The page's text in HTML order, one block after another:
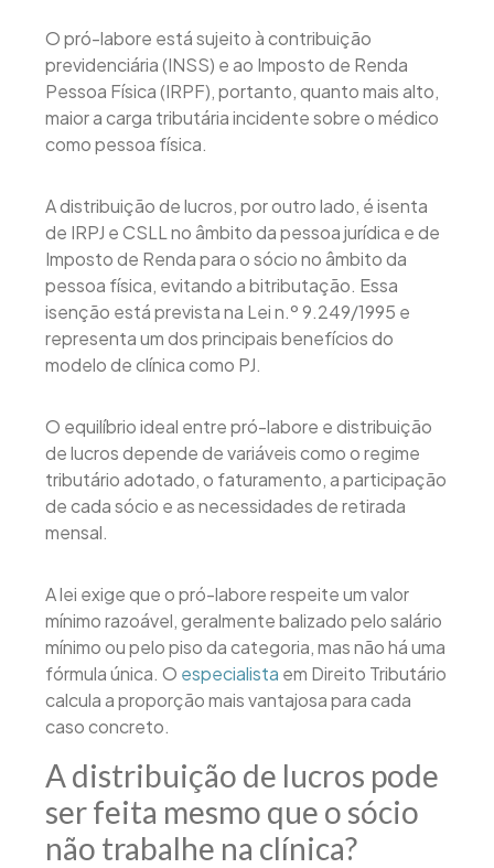
O pró-labore está sujeito à contribuição
previdenciária (INSS) e ao Imposto de Renda
Pessoa Física (IRPF), portanto, quanto mais alto,
maior a carga tributária incidente sobre o médico
como pessoa física.
A distribuição de lucros, por outro lado, é isenta
de IRPJ e CSLL no âmbito da pessoa jurídica e de
Imposto de Renda para o sócio no âmbito da
pessoa física, evitando a bitributação. Essa
isenção está prevista na Lei n.º 9.249/1995 e
representa um dos principais benefícios do
modelo de clínica como PJ.
O equilíbrio ideal entre pró-labore e distribuição
de lucros depende de variáveis como o regime
tributário adotado, o faturamento, a participação
de cada sócio e as necessidades de retirada
mensal.
A lei exige que o pró-labore respeite um valor
mínimo razoável, geralmente balizado pelo salário
mínimo ou pelo piso da categoria, mas não há uma
fórmula única. O especialista em Direito Tributário
calcula a proporção mais vantajosa para cada
caso concreto.
A distribuição de lucros pode
ser feita mesmo que o sócio
não trabalhe na clínica?